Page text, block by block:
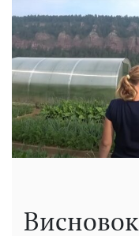
Висновок